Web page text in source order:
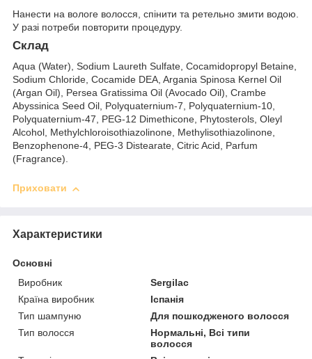
Нанести на вологе волосся, спінити та ретельно змити водою.
У разі потреби повторити процедуру.
Склад
Aqua (Water), Sodium Laureth Sulfate, Cocamidopropyl Betaine,
Sodium Chloride, Cocamide DEA, Argania Spinosa Kernel Oil
(Argan Oil), Persea Gratissima Oil (Avocado Oil), Crambe
Abyssinica Seed Oil, Polyquaternium-7, Polyquaternium-10,
Polyquaternium-47, PEG-12 Dimethicone, Phytosterols, Oleyl
Alcohol, Methylchloroisothiazolinone, Methylisothiazolinone,
Benzophenone-4, PEG-3 Distearate, Citric Acid, Parfum
(Fragrance).
Приховати
Характеристики
Основні
Виробник
Sergilac
Країна виробник
Іспанія
Тип шампуню
Для пошкодженого волосся
Тип волосся
Нормальні, Всі типи
волосся